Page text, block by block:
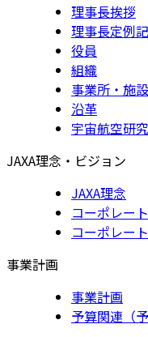
理事長挨拶
理事長定例
役員
組織
事業所・施設
沿革
宇宙航空研
JAXA理念・ビジョン
JAXA理念
コーポレー
コーポレー
事業計画
事業計画
予算関連（